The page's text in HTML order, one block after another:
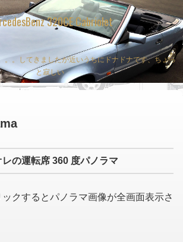
320CE Cabriolet
。。してきましたが近いうちにドナドナです、ちょっ
と寂しい
の運転席 360 度パノラマ
クするとパノラマ画像が全画面表示さ